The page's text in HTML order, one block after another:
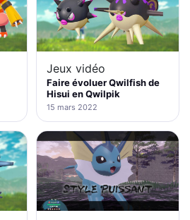
Jeux vidéo
Faire évoluer Qwilfish de
Hisui en Qwilpik
15 mars 2022